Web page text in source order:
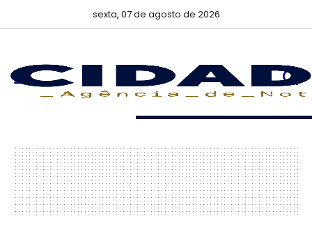
sexta, 07 de agosto de 2026